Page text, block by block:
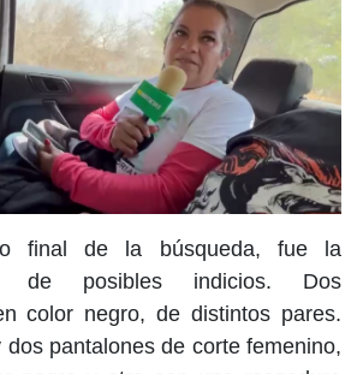
final de la búsqueda, fue la
de posibles indicios. Dos
color negro, de distintos pares.
dos pantalones de corte femenino,